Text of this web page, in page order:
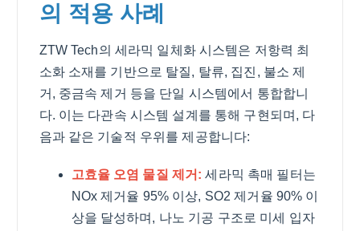
의 적용 사례
ZTW Tech의 세라믹 일체화 시스템은 저항력 최
소화 소재를 기반으로 탈질, 탈류, 집진, 불소 제
거, 중금속 제거 등을 단일 시스템에서 통합합니
다. 이는 다관속 시스템 설계를 통해 구현되며, 다
음과 같은 기술적 우위를 제공합니다:
고효율 오염 물질 제거: 세라믹 촉매 필터는
NOx 제거율 95% 이상, SO2 제거율 90% 이
상을 달성하며, 나노 기공 구조로 미세 입자